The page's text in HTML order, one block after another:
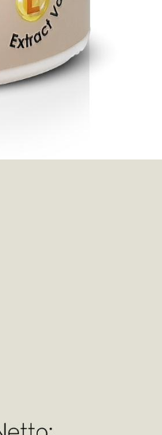
berkualitas professional di